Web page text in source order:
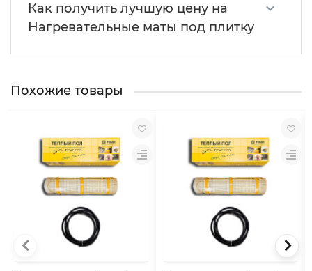
Как получить лучшую цену на
Нагревательные маты под плитку
Похожие товары